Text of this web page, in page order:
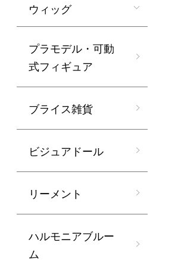
ウィッグ
プラモデル・可動
式フィギュア
ブライス雑貨
ビジュアドール
リーメント
ハルモニアブルー
ム